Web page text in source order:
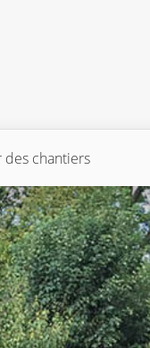
des chantiers